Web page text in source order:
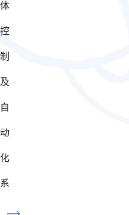
体
控
制
及
自
动
化
系